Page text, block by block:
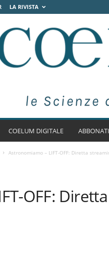
LA RIVISTA
COELUM DIGITALE ABBONATI
Astronomiamo – LIFT-OFF: Diretta
OFF: